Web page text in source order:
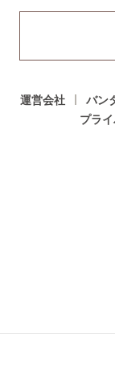
運営会社 バン
プラ